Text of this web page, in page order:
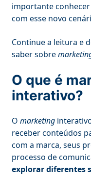
importante
com esse novo
Continue a leitura e
saber sobre
O que é
interativo?
O marketing
receber conteúdos
com a marca, seus
processo de
explorar diferentes